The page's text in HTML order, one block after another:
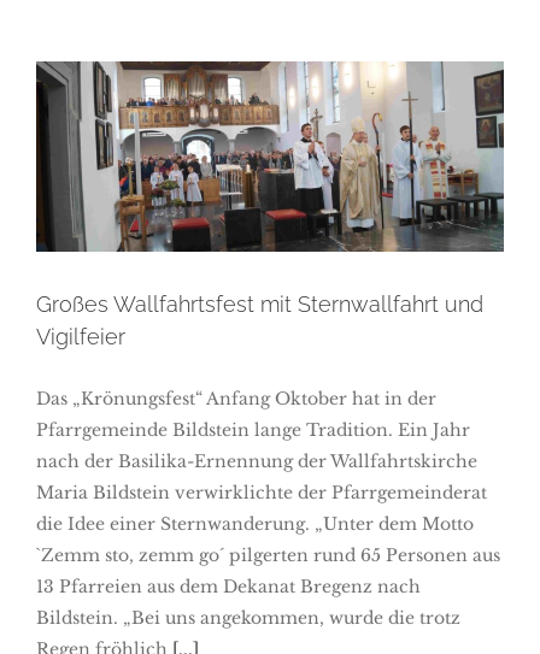
Großes Wallfahrtsfest mit
Sternwallfahrt und Vigilfeier
Großes Wallfahrtsfest mit Sternwallfahrt und
Vigilfeier
Das „Krönungsfest“ Anfang Oktober hat in der
Pfarrgemeinde Bildstein lange Tradition. Ein Jahr
nach der Basilika-Ernennung der Wallfahrtskirche
Maria Bildstein verwirklichte der Pfarrgemeinderat
die Idee einer Sternwanderung. „Unter dem Motto
`Zemm sto, zemm go´ pilgerten rund 65 Personen aus
13 Pfarreien aus dem Dekanat Bregenz nach
Bildstein. „Bei uns angekommen, wurde die trotz
Regen fröhlich [...]